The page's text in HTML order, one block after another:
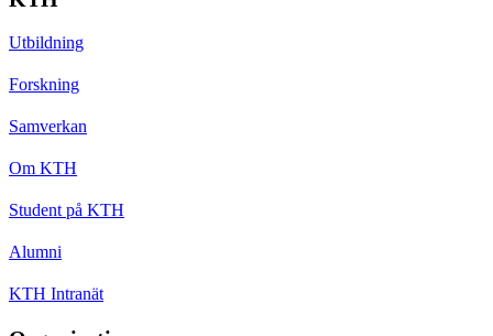
Utbildning
Forskning
Samverkan
Om KTH
Student på KTH
Alumni
KTH Intranät